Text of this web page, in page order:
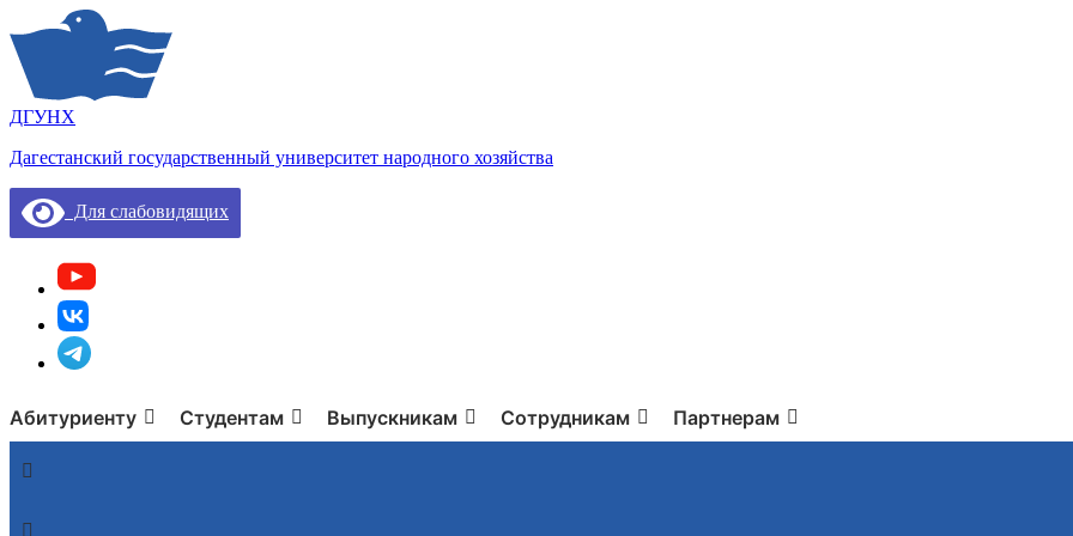
ДГУНХ
Дагестанский государственный университет народного хозяйства
Для слабовидящих
Абитуриенту Студентам Выпускникам Сотрудникам Партнерам